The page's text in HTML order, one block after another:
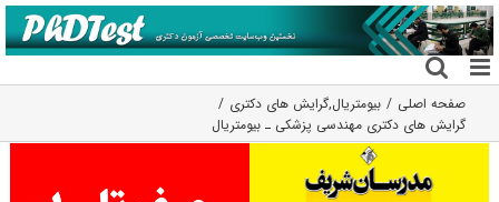
رفتن
به
محتوا
صفحه اصلی بیومتریال,گرایش های دکتری
گرایش های دکتری ﻣﻬﻨﺪسی پزشکی ـ بیومتریال